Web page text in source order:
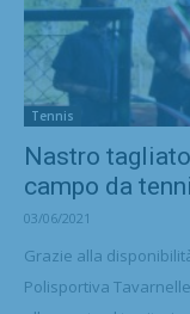
Tennis
Nastro
campo da
03/06/2021
Grazie alla
Polisportiva